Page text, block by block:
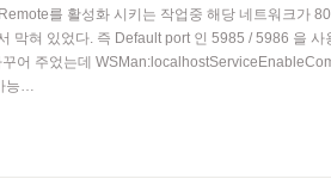
를 활성화 시키는 작업중 해당 네트워크가
막혀 있었다. 즉 Default port 인 5985 / 5986 을
어 주었는데
능…